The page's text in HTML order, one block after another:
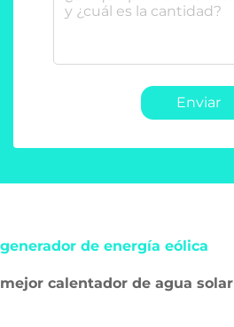
Enviar
generador de energía eólica
mejor calentador de agua solar